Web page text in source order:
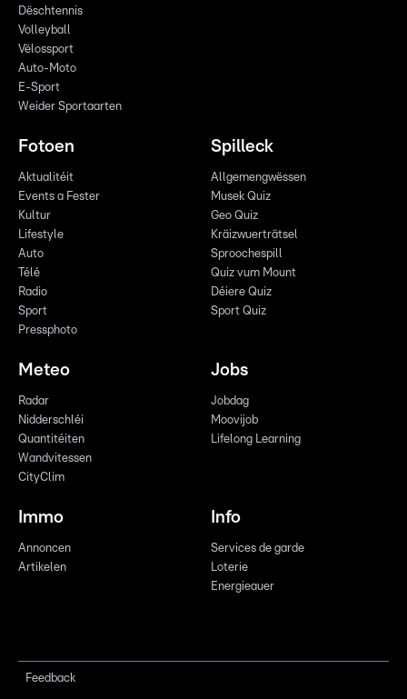
Dëschtennis
Volleyball
Vëlossport
Auto-Moto
E-Sport
Weider Sportaarten
Fotoen
Aktualitéit
Events a Fester
Kultur
Lifestyle
Auto
Télé
Radio
Sport
Pressphoto
Spilleck
Allgemengwëssen
Musek Quiz
Geo Quiz
Kräizwuerträtsel
Sproochespill
Quiz vum Mount
Déiere Quiz
Sport Quiz
Meteo
Radar
Nidderschléi
Quantitéiten
Wandvitessen
CityClim
Jobs
Jobdag
Moovijob
Lifelong Learning
Immo
Annoncen
Artikelen
Info
Services de garde
Loterie
Energieauer
Feedback